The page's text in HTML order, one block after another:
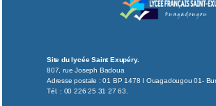
Site du lycée Saint Exupéry.
807, rue Joseph Badoua
Adresse postale : 01 BP 1478 I Ouagadougou 01-
Tél. : 00 226 25 31 27 63.